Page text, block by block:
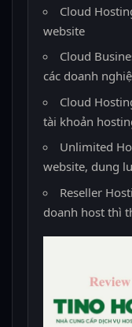
Cloud
website
Cloud
các doanh
Cloud
tài khoản
Unlimited
website, dung
Reseller
doanh host thì